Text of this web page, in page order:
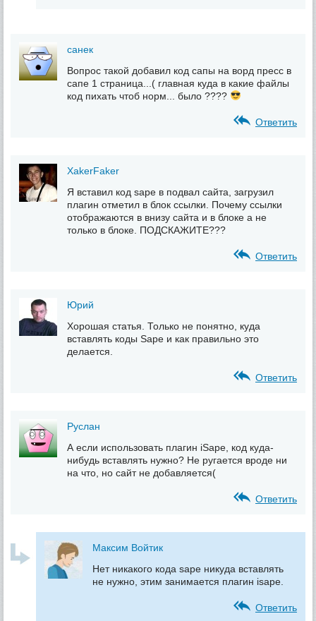
санек
Вопрос такой добавил код сапы на ворд пресс в
сапе 1 страница...( главная куда в какие файлы
код пихать чтоб норм... было ????
Ответить
XakerFaker
Я вставил код sape в подвал сайта, загрузил
плагин отметил в блок ссылки. Почему ссылки
отображаются в внизу сайта и в блоке а не
только в блоке. ПОДСКАЖИТЕ???
Ответить
Юрий
Хорошая статья. Только не понятно, куда
вставлять коды Sape и как правильно это
делается.
Ответить
Руслан
А если использовать плагин iSape, код куда-
нибудь вставлять нужно? Не ругается вроде ни
на что, но сайт не добавляется(
Ответить
Максим Войтик
Нет никакого кода sape никуда вставлять
не нужно, этим занимается плагин isape.
Ответить